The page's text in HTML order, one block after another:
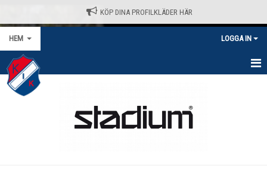
KÖP DINA PROFILKLÄDER HÄR
HEM LOGGA IN
HEM